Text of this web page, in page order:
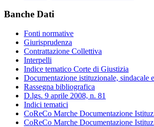
Banche Dati
Fonti normative
Giurisprudenza
Contrattazione Collettiva
Interpelli
Indice tematico Corte di Giustizia
Documentazione istituzionale, sindacale
Rassegna bibliografica
D.lgs. 9 aprile 2008, n. 81
Indici tematici
CoReCo Marche Documentazione
CoReCo Marche Documentazione